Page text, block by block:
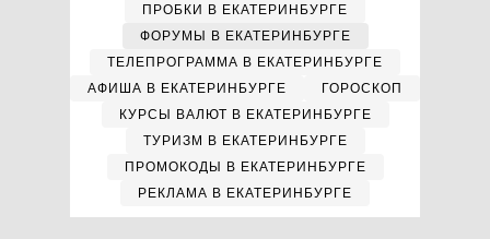
ПРОБКИ В ЕКАТЕРИНБУРГЕ
ФОРУМЫ В ЕКАТЕРИНБУРГЕ
ТЕЛЕПРОГРАММА В ЕКАТЕРИНБУРГЕ
АФИША В ЕКАТЕРИНБУРГЕ
ГОРОСКОП
КУРСЫ ВАЛЮТ В ЕКАТЕРИНБУРГЕ
ТУРИЗМ В ЕКАТЕРИНБУРГЕ
ПРОМОКОДЫ В ЕКАТЕРИНБУРГЕ
РЕКЛАМА В ЕКАТЕРИНБУРГЕ